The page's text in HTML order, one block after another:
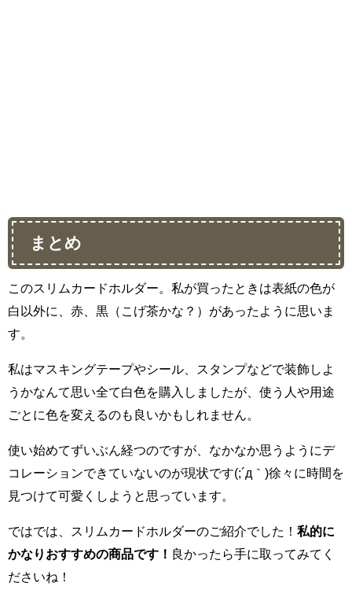
まとめ
このスリムカードホルダー。 私が買ったときは表紙の色が
白以外に、赤、黒（こげ茶かな？）があったように思いま
す。
私はマスキングテープやシール、スタンプなどで装飾しよ
うかなんて思い全て白色を購入しましたが、使う人や用途
ごとに色を変えるのも良いかもしれません。
使い始めてずいぶん経つのですが、なかなか思うようにデ
コレーションできていないのが現状です(;´д｀)徐々に時間を
見つけて可愛くしようと思っています。
ではでは、スリムカードホルダーのご紹介でした！ 私的に
かなりおすすめの商品です！ 良かったら手に取ってみてく
ださいね！